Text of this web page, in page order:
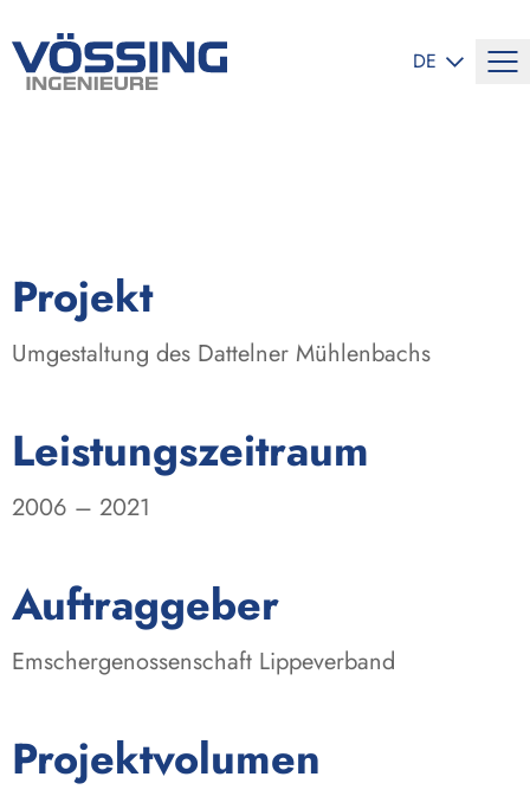
DE
Projekt
Umgestaltung des Dattelner Mühlenbachs
Leistungszeitraum
2006 – 2021
Auftraggeber
Emschergenossenschaft Lippeverband
Projektvolumen